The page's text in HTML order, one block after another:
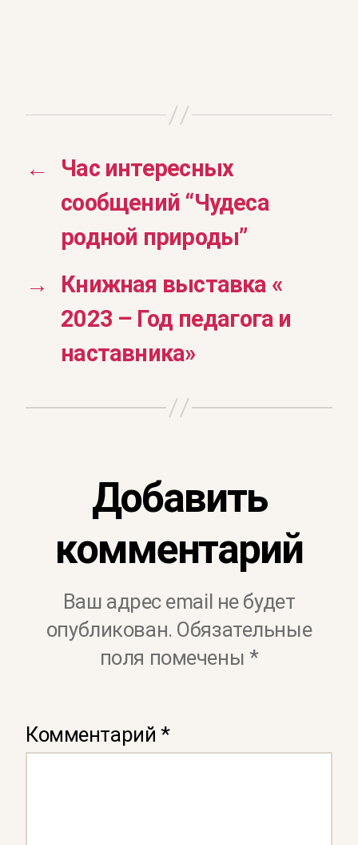
←
Час интересных
сообщений “Чудеса
родной природы”
→
Книжная выставка «
2023 – Год педагога и
наставника»
Добавить
комментарий
Ваш адрес email не будет
опубликован. Обязательные
поля помечены *
Комментарий *